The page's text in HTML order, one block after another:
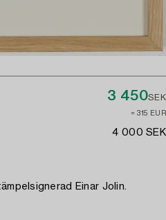
3 450SEK
≈ 315 EUR
4 000 SEK
Einar Jolin.